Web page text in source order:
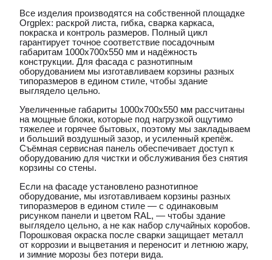
Все изделия производятся на собственной площадке
Orgplex: раскрой листа, гибка, сварка каркаса,
покраска и контроль размеров. Полный цикл
гарантирует точное соответствие посадочным
габаритам 1000х700х550 мм и надёжность
конструкции. Для фасада с разнотипным
оборудованием мы изготавливаем корзины разных
типоразмеров в едином стиле, чтобы здание
выглядело цельно.
Увеличенные габариты 1000х700х550 мм рассчитаны
на мощные блоки, которые под нагрузкой ощутимо
тяжелее и горячее бытовых, поэтому мы закладываем
и больший воздушный зазор, и усиленный крепёж.
Съёмная сервисная панель обеспечивает доступ к
оборудованию для чистки и обслуживания без снятия
корзины со стены.
Если на фасаде установлено разнотипное
оборудование, мы изготавливаем корзины разных
типоразмеров в едином стиле — с одинаковым
рисунком панели и цветом RAL, — чтобы здание
выглядело цельно, а не как набор случайных коробов.
Порошковая окраска после сварки защищает металл
от коррозии и выцветания и переносит и летнюю жару,
и зимние морозы без потери вида.